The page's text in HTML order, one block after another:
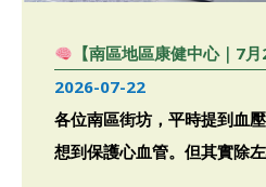
【南區地區康健中心｜7
關懷自身健康，要從「頭」開
2026-07-22
各位南區街坊，平時提到血
想到保護心血管。但其實除